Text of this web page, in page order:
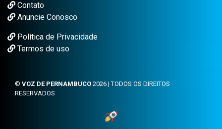
Contato
Anuncie Conosco
Política de Privacidade
Termos de uso
© VOZ DE PERNAMBUCO 2026 | TODOS OS DIREITOS
RESERVADOS